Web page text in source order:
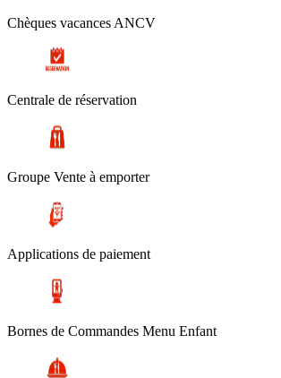
Chèques vacances ANCV
Centrale de réservation
Groupe Vente à emporter
Applications de paiement
Bornes de Commandes Menu Enfant